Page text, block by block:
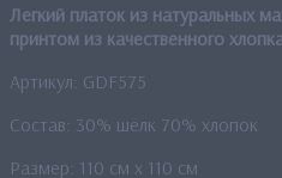
Легкий платок из натуральных
принтом из качественного
Артикул: GDF575
Состав: 30% шёлк 70% хлопок
Размер: 110 см x 110 см